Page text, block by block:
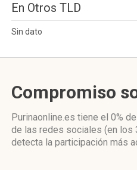
En Otros TLD
Sin dato
Compromiso
Purinaonline.es tiene el 0%
de las redes sociales (en los
detecta la participación más